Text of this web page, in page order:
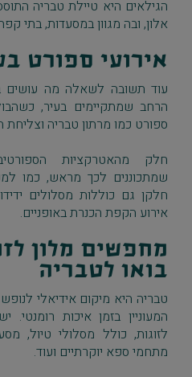
הגילאים היא טיילת טבריה
אלון, ובה מגוון במסעדות, בתי
אירועי ספורט
עוד תשובה לשאלה מה עושים
הרחב שמתקיימים בעיר,
ספורט כמו מרתון טבריה וצליחת
חלק מהאטרקציות
שמתכוננים לכך מראש, כמו
חלקן גם כוללות מסלולים
אירוע הקפת הכנרת באופניים.
מחפשים מלון
בואו לטבריה
טבריה היא מיקום אידיאלי
המעוניין בזמן איכות
לזוגות, כולל מסלולי טיול,
מתחמי ספא יוקרתיים ועוד.